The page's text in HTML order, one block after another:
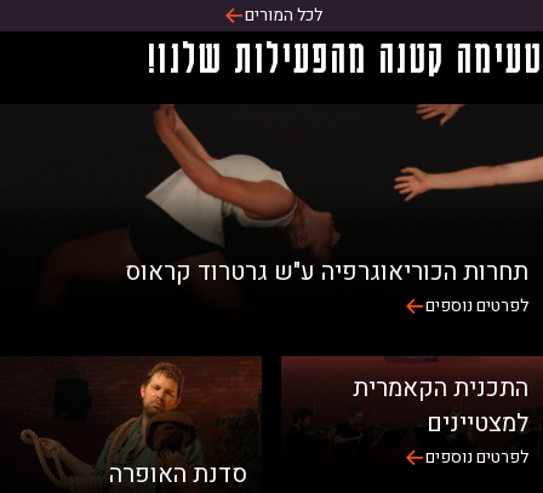
לכל המורים
קטנה מהפעילות שלנו!
הכוריאוגרפיה ע"ש גרטרוד קראוס
נוספים
הקאמרית
נוספים סדנת האופרה